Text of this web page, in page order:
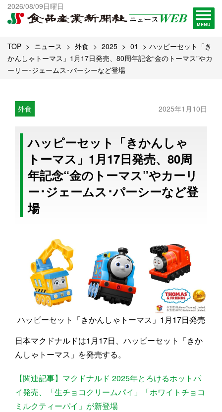
2026/08/09日曜日
MENU
出版物一覧へ
試読・購読申し込み
TOP ニュース 外食 2025 01
ハッピーセット「き
かんしゃトーマス」1月17日発売、80周年記念“金のトーマス”やカ
ーリー･ジェームス･パーシーなど登場
外食 2025年1月10日
ハッピーセット「きかんしゃ
トーマス」1月17日発売、80周
年記念“金のトーマス”やカーリ
ー･ジェームス･パーシーなど登
場
ハッピーセット「きかんしゃトーマス」1月17日発売
日本マクドナルドは1月17日、ハッピーセット「きか
んしゃトーマス」を発売する。
【関連記事】マクドナルド 2025年とろけるホットパ
イ発売、「生チョコクリームパイ」「ホワイトチョコ
ミルクティーパイ」が新登場